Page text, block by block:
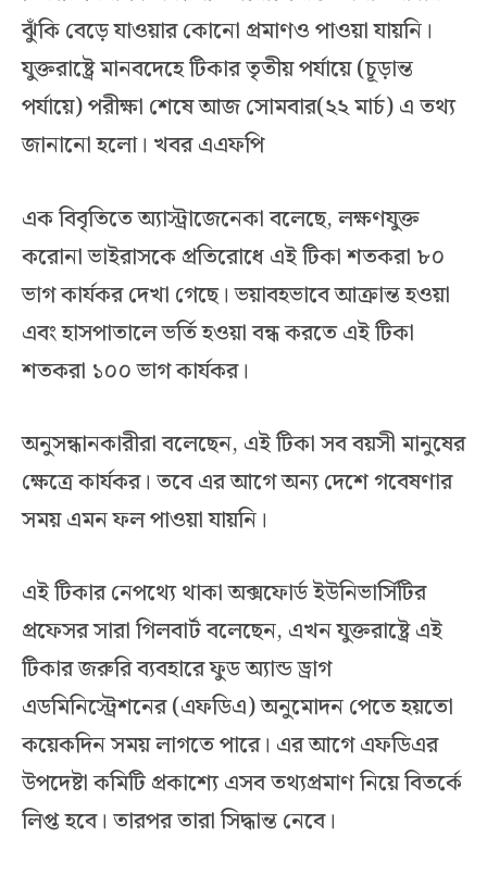
ঝুঁকি বেড়ে যাওয়ার কোনো প্রমাণও পাওয়া যায়নি।
যুক্তরাষ্ট্রে মানবদেহে টিকার তৃতীয় পর্যায়ে (চূড়ান্ত
পর্যায়ে) পরীক্ষা শেষে আজ সোমবার(২২ মার্চ) এ তথ্য
জানানো হলো। খবর এএফপি
এক বিবৃতিতে অ্যাস্ট্রাজেনেকা বলেছে, লক্ষণযুক্ত
করোনা ভাইরাসকে প্রতিরোধে এই টিকা শতকরা ৮০
ভাগ কার্যকর দেখা গেছে। ভয়াবহভাবে আক্রান্ত হওয়া
এবং হাসপাতালে ভর্তি হওয়া বন্ধ করতে এই টিকা
শতকরা ১০০ ভাগ কার্যকর।
অনুসন্ধানকারীরা বলেছেন, এই টিকা সব বয়সী মানুষের
ক্ষেত্রে কার্যকর। তবে এর আগে অন্য দেশে গবেষণার
সময় এমন ফল পাওয়া যায়নি।
এই টিকার নেপথ্যে থাকা অক্সফোর্ড ইউনিভার্সিটির
প্রফেসর সারা গিলবার্ট বলেছেন, এখন যুক্তরাষ্ট্রে এই
টিকার জরুরি ব্যবহারে ফুড অ্যান্ড ড্রাগ
এডমিনিস্ট্রেশনের (এফডিএ) অনুমোদন পেতে হয়তো
কয়েকদিন সময় লাগতে পারে। এর আগে এফডিএর
উপদেষ্টা কমিটি প্রকাশ্যে এসব তথ্যপ্রমাণ নিয়ে বিতর্কে
লিপ্ত হবে। তারপর তারা সিদ্ধান্ত নেবে।